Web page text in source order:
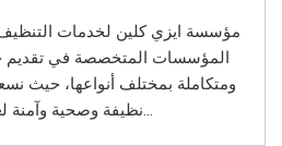
مؤسسة ايزي كلين لخدمات
المؤسسات المتخصصة في تقديم
ومتكاملة بمختلف أنواعها، حيث
نظيفة وصحية وآمنة لعملائنا من...